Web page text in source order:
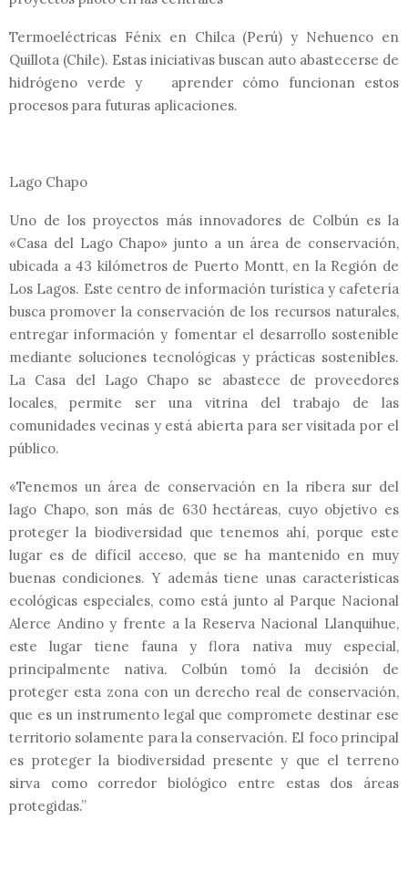
Termoeléctricas Fénix en Chilca (Perú) y Nehuenco en
Quillota (Chile). Estas iniciativas buscan auto abastecerse de
hidrógeno verde y aprender cómo funcionan estos
procesos para futuras aplicaciones.
Lago Chapo
Uno de los proyectos más innovadores de Colbún es la
«Casa del Lago Chapo» junto a un área de conservación,
ubicada a 43 kilómetros de Puerto Montt, en la Región de
Los Lagos. Este centro de información turística y cafetería
busca promover la conservación de los recursos naturales,
entregar información y fomentar el desarrollo sostenible
mediante soluciones tecnológicas y prácticas sostenibles.
La Casa del Lago Chapo se abastece de proveedores
locales, permite ser una vitrina del trabajo de las
comunidades vecinas y está abierta para ser visitada por el
público.
«Tenemos un área de conservación en la ribera sur del
lago Chapo, son más de 630 hectáreas, cuyo objetivo es
proteger la biodiversidad que tenemos ahí, porque este
lugar es de difícil acceso, que se ha mantenido en muy
buenas condiciones. Y además tiene unas características
ecológicas especiales, como está junto al Parque Nacional
Alerce Andino y frente a la Reserva Nacional Llanquihue,
este lugar tiene fauna y flora nativa muy especial,
principalmente nativa. Colbún tomó la decisión de
proteger esta zona con un derecho real de conservación,
que es un instrumento legal que compromete destinar ese
territorio solamente para la conservación. El foco principal
es proteger la biodiversidad presente y que el terreno
sirva como corredor biológico entre estas dos áreas
protegidas.”